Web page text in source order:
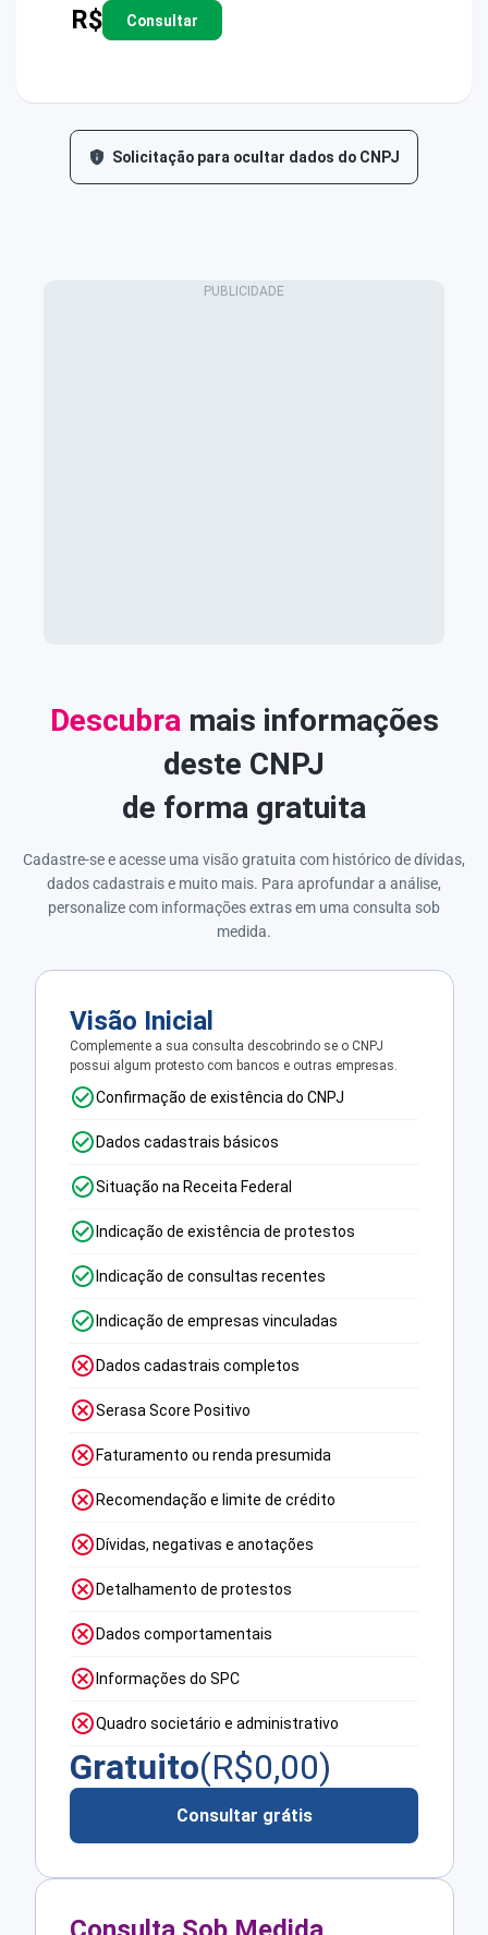
R$ Consultar
Solicitação para ocultar dados do CNPJ
Descubramais informações
deste CNPJ
de forma gratuita
Cadastre-se e acesse uma visão gratuita com histórico de dívidas,
dados cadastrais e muito mais. Para aprofundar a análise,
personalize com informações extras em uma consulta sob
medida.
Visão Inicial
Complemente a sua consulta descobrindo se o CNPJ
possui algum protesto com bancos e outras empresas.
Confirmação de existência do CNPJ
Dados cadastrais básicos
Situação na Receita Federal
Indicação de existência de protestos
Indicação de consultas recentes
Indicação de empresas vinculadas
Dados cadastrais completos
Serasa Score Positivo
Faturamento ou renda presumida
Recomendação e limite de crédito
Dívidas, negativas e anotações
Detalhamento de protestos
Dados comportamentais
Informações do SPC
Quadro societário e administrativo
Gratuito(R$0,00)
Consultar grátis